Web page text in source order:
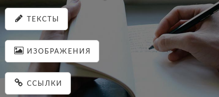
ТЕКСТЫ
ИЗОБРАЖЕНИЯ
ССЫЛКИ